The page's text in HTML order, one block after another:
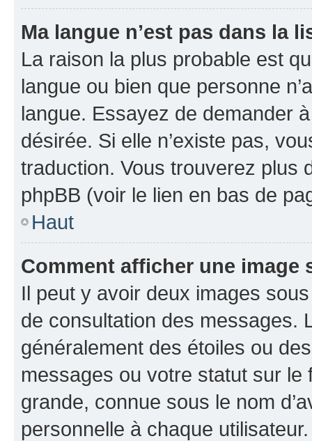
Ma langue n’est pas dans la
La raison la plus probable est
langue ou bien que personne
langue. Essayez de demander
désirée. Si elle n’existe pas,
traduction. Vous trouverez plus
phpBB (voir le lien en bas de
Haut
Comment afficher une image
Il peut y avoir deux images
de consultation des messages.
généralement des étoiles ou
messages ou votre statut sur
grande, connue sous le nom
personnelle à chaque utilisateur.